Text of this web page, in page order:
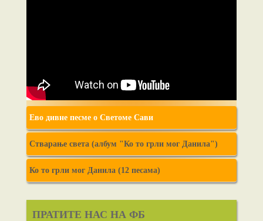
Ево дивне песме о Светоме Сави
Стварање света (албум "Ко то грли мог Данила")
Ко то грли мог Данила (12 песама)
ПРАТИТЕ НАС НА ФБ